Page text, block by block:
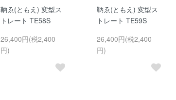
鞆ゑ(ともえ) 変型ス
トレート TE58S
26,400円(税2,400
円)
鞆ゑ(ともえ) 変型ス
トレート TE59S
26,400円(税2,400
円)